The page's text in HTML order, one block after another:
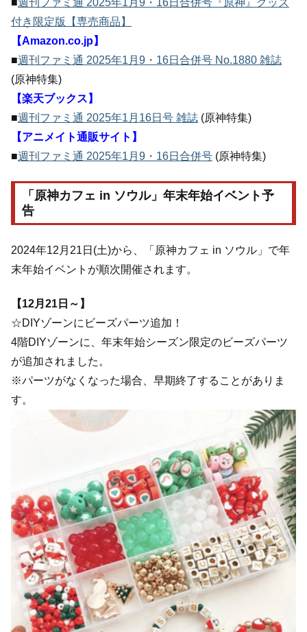
■週刊ファミ通 2025年1月9・16日合併号『原神』グッズ
付き限定版【専売商品】
【Amazon.co.jp】
■週刊ファミ通 2025年1月9・16日合併号 No.1880 雑誌
(原神特集)
【楽天ブックス】
■週刊ファミ通 2025年1月16日号 雑誌 (原神特集)
【アニメイト通販サイト】
■週刊ファミ通 2025年1月9・16日合併号 (原神特集)
「原神カフェ in ソウル」年末年始イベント予
告
2024年12月21日(土)から、「原神カフェ in ソウル」で年
末年始イベントが順次開催されます。
【12月21日～】
☆DIYゾーンにビーズパーツ追加！
4階DIYゾーンに、年末年始シーズン限定のビーズパーツ
が追加されました。
※パーツがなくなった場合、早期終了することがありま
す。